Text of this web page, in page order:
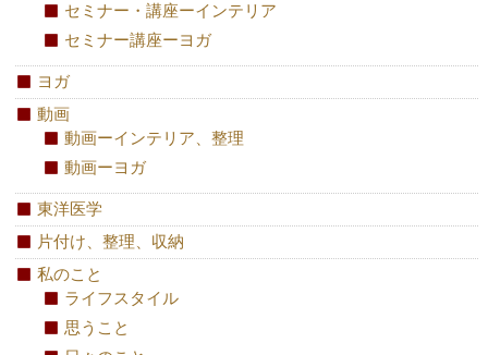
セミナー・講座ーインテリア
セミナー講座ーヨガ
ヨガ
動画
動画ーインテリア、整理
動画ーヨガ
東洋医学
片付け、整理、収納
私のこと
ライフスタイル
思うこと